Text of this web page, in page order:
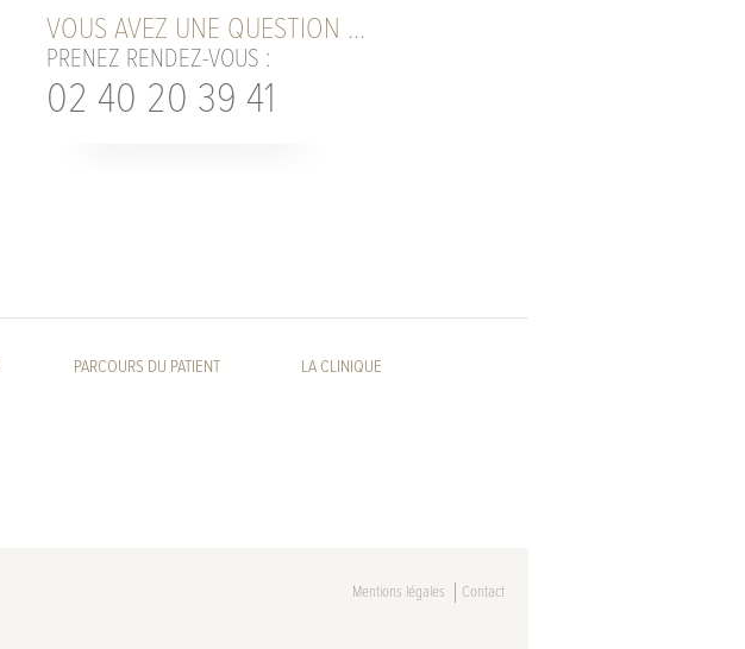
VOUS AVEZ UNE QUESTION ...
PRENEZ RENDEZ-VOUS :
02 40 20 39 41
PARCOURS DU PATIENT LA CLINIQUE
Mentions légales Contact